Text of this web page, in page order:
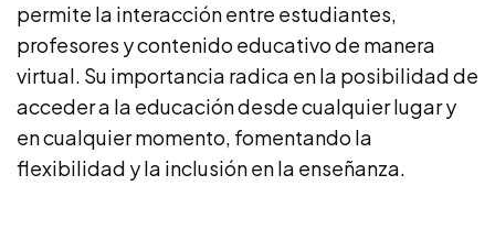
permite la interacción entre estudiantes,
profesores y contenido educativo de manera
virtual. Su importancia radica en la posibilidad de
acceder a la educación desde cualquier lugar y
en cualquier momento, fomentando la
flexibilidad y la inclusión en la enseñanza.